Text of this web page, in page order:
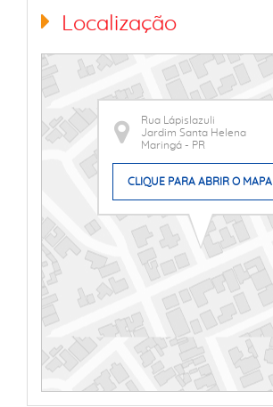
Localização
Rua Lápislazuli
Jardim Santa Helena
Maringá - PR
CLIQUE PARA ABRIR O MAPA